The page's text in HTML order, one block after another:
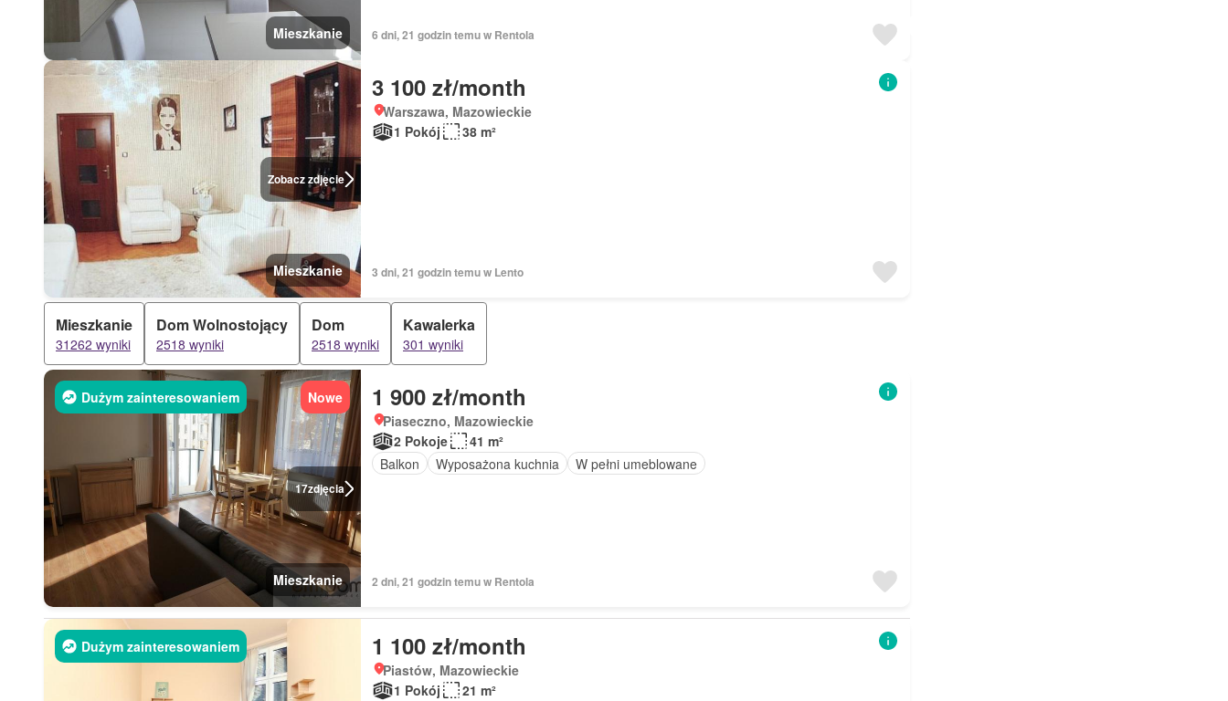
Mieszkanie 6 dni, 21 godzin temu w Rentola
Zobacz zdjęcie
Mieszkanie
3 100 zł/month
Warszawa, Mazowieckie
1 Pokój
38 m²
3 dni, 21 godzin temu w Lento
Mieszkanie
31262 wyniki
Dom Wolnostojący
2518 wyniki
Dom
2518 wyniki
Kawalerka
301 wyniki
17zdjęcia
Dużym zainteresowaniem Nowe
Mieszkanie
1 900 zł/month
Piaseczno, Mazowieckie
2 Pokoje
41 m²
Balkon
Wyposażona kuchnia W pełni umeblowane
2 dni, 21 godzin temu w Rentola
Dużym zainteresowaniem 1 100 zł/month
Piastów, Mazowieckie
1 Pokój
21 m²